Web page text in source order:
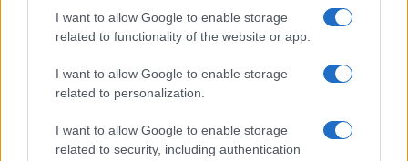
I want to allow Google to enable storage
related to functionality of the website or app.
I want to allow Google to enable storage
related to personalization.
I want to allow Google to enable storage
related to security, including authentication
questo bisognerebbe ricordare alla nostra classe
politica una lezione antica, forse poco elegante
ma terribilmente efficace: certe cose, in politica, si
tengono separate. Sempre.
La Prima Repubblica, con tutti i suoi vizi, aveva